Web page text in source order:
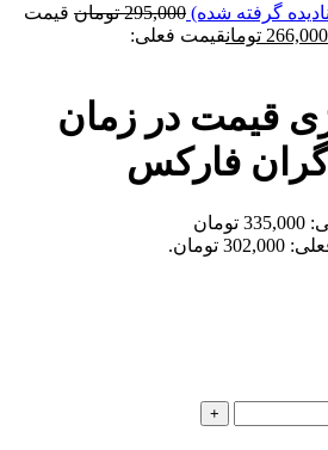
گرفته شده) 295,000 تومان قیمت
266,000 تومانقیمت فعلی:
قیمت در زمان
گران فارکس
قیمت اصلی: 335,000 تومان
تومان.